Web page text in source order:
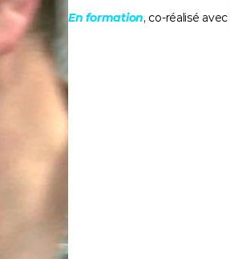
En formation, co-réalisé avec